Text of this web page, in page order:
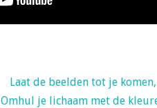
Laat de beelden tot je komen,
Omhul je lichaam met de